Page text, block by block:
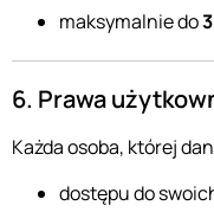
maksymalnie do
6. Prawa
Każda osoba, której
dostępu do